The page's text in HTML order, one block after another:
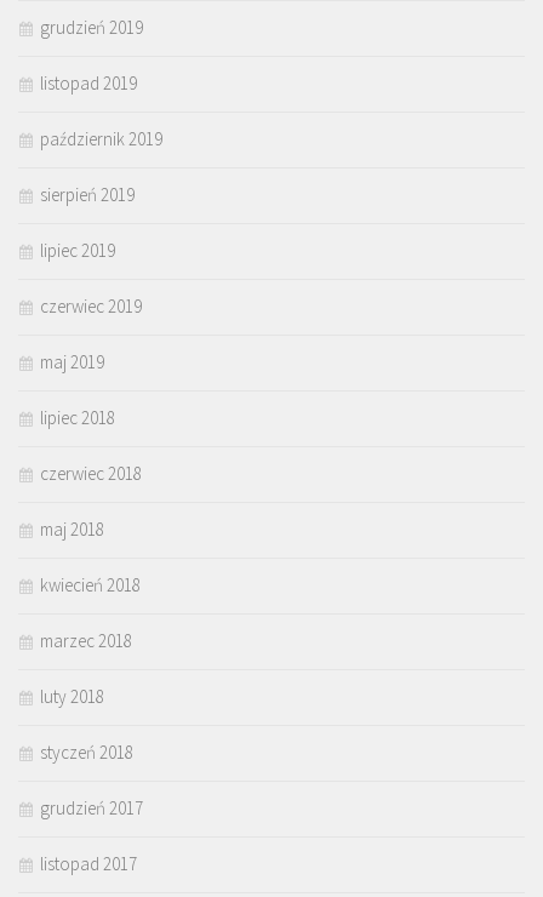
grudzień 2019
listopad 2019
październik 2019
sierpień 2019
lipiec 2019
czerwiec 2019
maj 2019
lipiec 2018
czerwiec 2018
maj 2018
kwiecień 2018
marzec 2018
luty 2018
styczeń 2018
grudzień 2017
listopad 2017